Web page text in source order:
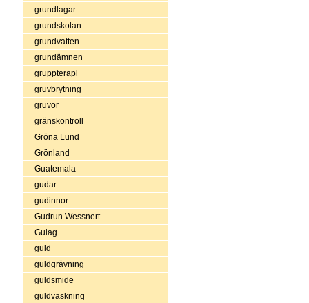
grundlagar
grundskolan
grundvatten
grundämnen
gruppterapi
gruvbrytning
gruvor
gränskontroll
Gröna Lund
Grönland
Guatemala
gudar
gudinnor
Gudrun Wessnert
Gulag
guld
guldgrävning
guldsmide
guldvaskning